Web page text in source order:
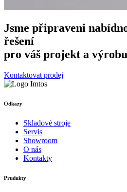
Jsme připraveni
řešení
pro váš projekt a
Kontaktovat prodej
Odkazy
Skladové stroje
Servis
Showroom
O nás
Kontakty
Prudukty